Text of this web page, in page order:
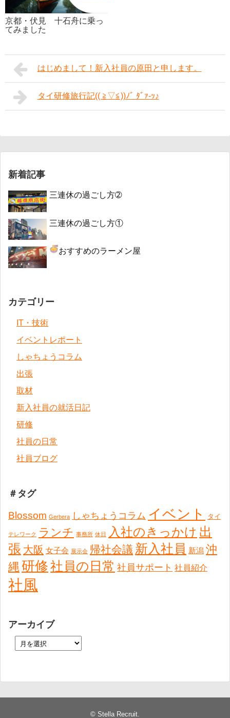
京都・伏見 十石舟に乗っ
てみました
はじめまして！新入社員の原田と申します。
タイ研修旅行記(( ≧▽≦))ﾉﾞ ﾀﾞｧ-ｯ♪
新着記事
三連休の過ごし方➁
三連休の過ごし方①
おすすめのラーメン屋
カテゴリー
IT・技術
イベントレポート
しゃちょうコラム
出張
取材
新入社員の就活日記
研修
社員の日常
社員ブログ
＃タグ
Blossom Gerbera しゃちょうコラム イベント タイ
テレワーク ランチ 事務所 休日 入社のきっかけ 出
張 大阪 女子会 展示会 帰社会議 新入社員 新潟 沖
縄 研修社員の日常 社員サポート 社員紹介
社風
アーカイブ
© Stella Recruit.